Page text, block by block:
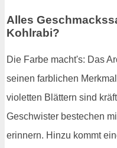
Alles
Kohlrabi?
Die Farbe macht's: Das
seinen farblichen
violetten Blättern sind
Geschwister bestechen
erinnern. Hinzu kommt